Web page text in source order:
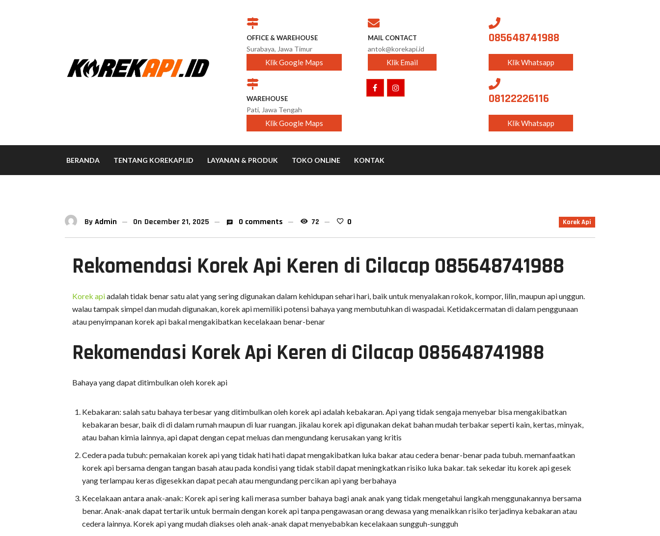
OFFICE & WAREHOUSE
Surabaya, Jawa Timur
Klik Google Maps
WAREHOUSE
Pati, Jawa Tengah
Klik Google Maps
MAIL CONTACT
antok@korekapi.id
Klik Email
085648741988
Klik Whatsapp
08122226116
Klik Whatsapp
BERANDA TENTANG KOREKAPI.ID LAYANAN & PRODUK TOKO ONLINE KONTAK
Korek Api
ByAdmin On December 21, 2025 0 comments 72 0
Rekomendasi Korek Api Keren di Cilacap 085648741988
Korek apiadalah tidak benar satu alat yang sering digunakan dalam kehidupan sehari hari, baik untuk menyalakan rokok, kompor, lilin, maupun api unggun.
walau tampak simpel dan mudah digunakan, korek api memiliki potensi bahaya yang membutuhkan di waspadai. Ketidakcermatan di dalam penggunaan
atau penyimpanan korek api bakal mengakibatkan kecelakaan benar-benar
Rekomendasi Korek Api Keren di Cilacap 085648741988
Bahaya yang dapat ditimbulkan oleh korek api
Kebakaran: salah satu bahaya terbesar yang ditimbulkan oleh korek api adalah kebakaran. Api yang tidak sengaja menyebar bisa mengakibatkan
kebakaran besar, baik di di dalam rumah maupun di luar ruangan. jikalau korek api digunakan dekat bahan mudah terbakar seperti kain, kertas, minyak,
atau bahan kimia lainnya, api dapat dengan cepat meluas dan mengundang kerusakan yang kritis
Cedera pada tubuh: pemakaian korek api yang tidak hati hati dapat mengakibatkan luka bakar atau cedera benar-benar pada tubuh. memanfaatkan
korek api bersama dengan tangan basah atau pada kondisi yang tidak stabil dapat meningkatkan risiko luka bakar. tak sekedar itu korek api gesek
yang terlampau keras digesekkan dapat pecah atau mengundang percikan api yang berbahaya
Kecelakaan antara anak-anak: Korek api sering kali merasa sumber bahaya bagi anak anak yang tidak mengetahui langkah menggunakannya bersama
benar. Anak-anak dapat tertarik untuk bermain dengan korek api tanpa pengawasan orang dewasa yang menaikkan risiko terjadinya kebakaran atau
cedera lainnya. Korek api yang mudah diakses oleh anak-anak dapat menyebabkan kecelakaan sungguh-sungguh